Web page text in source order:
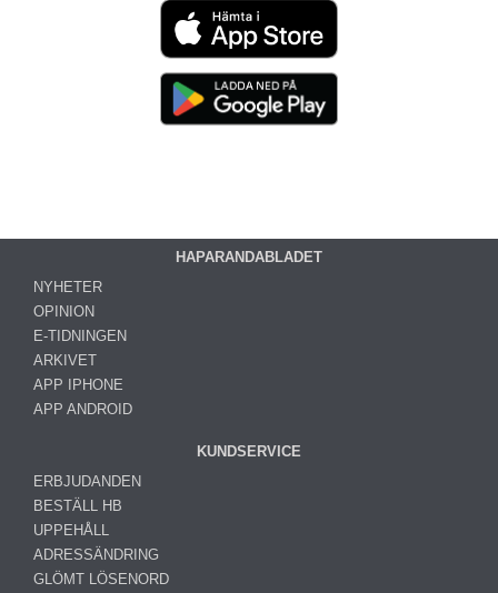
HAPARANDABLADET
NYHETER
OPINION
E-TIDNINGEN
ARKIVET
APP IPHONE
APP ANDROID
KUNDSERVICE
ERBJUDANDEN
BESTÄLL HB
UPPEHÅLL
ADRESSÄNDRING
GLÖMT LÖSENORD